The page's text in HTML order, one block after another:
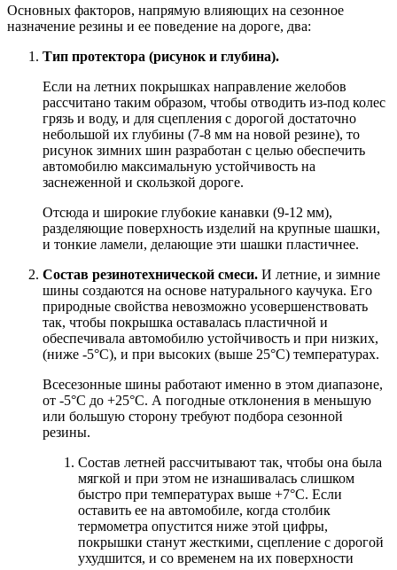
Основных факторов, напрямую влияющих на сезонное
назначение резины и ее поведение на дороге, два:
Тип протектора (рисунок и глубина).
Если на летних покрышках направление желобов
рассчитано таким образом, чтобы отводить из-под колес
грязь и воду, и для сцепления с дорогой достаточно
небольшой их глубины (7-8 мм на новой резине), то
рисунок зимних шин разработан с целью обеспечить
автомобилю максимальную устойчивость на
заснеженной и скользкой дороге.
Отсюда и широкие глубокие канавки (9-12 мм),
разделяющие поверхность изделий на крупные шашки,
и тонкие ламели, делающие эти шашки пластичнее.
Состав резинотехнической смеси. И летние, и зимние
шины создаются на основе натурального каучука. Его
природные свойства невозможно усовершенствовать
так, чтобы покрышка оставалась пластичной и
обеспечивала автомобилю устойчивость и при низких,
(ниже -5°C), и при высоких (выше 25°C) температурах.
Всесезонные шины работают именно в этом диапазоне,
от -5°C до +25°C. А погодные отклонения в меньшую
или большую сторону требуют подбора сезонной
резины.
Состав летней рассчитывают так, чтобы она была
мягкой и при этом не изнашивалась слишком
быстро при температурах выше +7°C. Если
оставить ее на автомобиле, когда столбик
термометра опустится ниже этой цифры,
покрышки станут жесткими, сцепление с дорогой
ухудшится, и со временем на их поверхности